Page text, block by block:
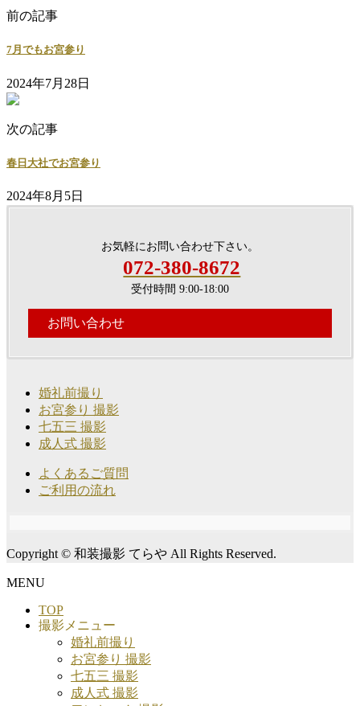
前の記事
7月でもお宮参り
2024年7月28日
次の記事
春日大社でお宮参り
2024年8月5日
お気軽にお問い合わせ下さい。
072-380-8672
受付時間 9:00-18:00
お問い合わせ
婚礼前撮り
お宮参り 撮影
七五三 撮影
成人式 撮影
よくあるご質問
ご利用の流れ
Copyright © 和装撮影 てらや All Rights Reserved.
MENU
TOP
撮影メニュー
婚礼前撮り
お宮参り 撮影
七五三 撮影
成人式 撮影